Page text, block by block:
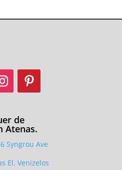
de
Atenas.
Syngrou Ave
El. Venizelos